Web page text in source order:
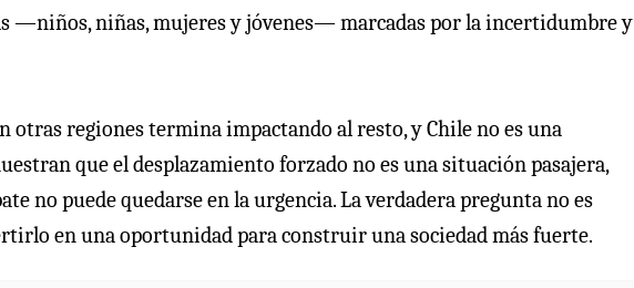
—niños, niñas, mujeres y jóvenes— marcadas por la incertidumbre y
otras regiones termina impactando al resto, y Chile no es una
que el desplazamiento forzado no es una situación pasajera,
no puede quedarse en la urgencia. La verdadera pregunta no es
en una oportunidad para construir una sociedad más fuerte.